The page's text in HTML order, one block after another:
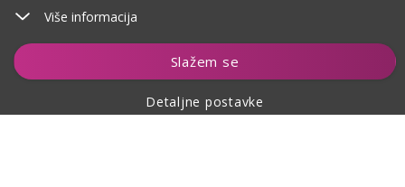
Više informacija
Slažem se
Detaljne postavke
Dodaj u košaricu